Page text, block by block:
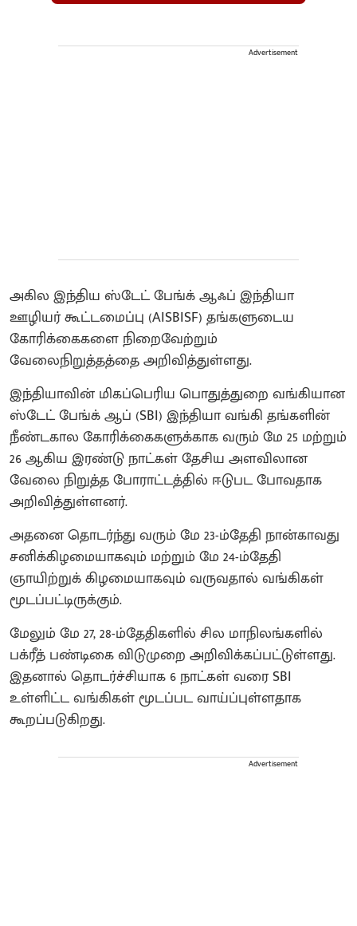
Advertisement
அகில இந்திய ஸ்டேட் பேங்க் ஆஃப் இந்தியா
ஊழியர் கூட்டமைப்பு (AISBISF) தங்களுடைய
கோரிக்கைகளை நிறைவேற்றும்
வேலைநிறுத்தத்தை அறிவித்துள்ளது.
இந்தியாவின் மிகப்பெரிய பொதுத்துறை வங்கியான
ஸ்டேட் பேங்க் ஆப் (SBI) இந்தியா வங்கி தங்களின்
நீண்டகால கோரிக்கைகளுக்காக வரும் மே 25 மற்றும்
26 ஆகிய இரண்டு நாட்கள் தேசிய அளவிலான
வேலை நிறுத்த போராட்டத்தில் ஈடுபட போவதாக
அறிவித்துள்ளனர்.
அதனை தொடர்ந்து வரும் மே 23-ம்தேதி நான்காவது
சனிக்கிழமையாகவும் மற்றும் மே 24-ம்தேதி
ஞாயிற்றுக் கிழமையாகவும் வருவதால் வங்கிகள்
மூடப்பட்டிருக்கும்.
மேலும் மே 27, 28-ம்தேதிகளில் சில மாநிலங்களில்
பக்ரீத் பண்டிகை விடுமுறை அறிவிக்கப்பட்டுள்ளது.
இதனால் தொடர்ச்சியாக 6 நாட்கள் வரை SBI
உள்ளிட்ட வங்கிகள் மூடப்பட வாய்ப்புள்ளதாக
கூறப்படுகிறது.
Advertisement